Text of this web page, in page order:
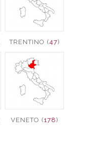
TRENTINO (47)
VENETO (178)